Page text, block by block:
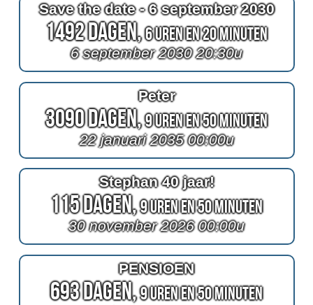
Save the date - 6 september 2030
1492 Dagen,6 Uren en 20 Minuten
6 september 2030 20:30u
Peter
3090 Dagen,9 Uren en 50 Minuten
22 januari 2035 00:00u
Stephan 40 jaar!
115 Dagen,9 Uren en 50 Minuten
30 november 2026 00:00u
PENSIOEN
693 Dagen,9 Uren en 50 Minuten